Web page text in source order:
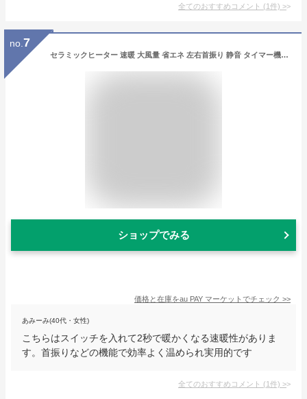
全てのおすすめコメント (1件) >
no. 7
セラミックヒーター 速暖 大風量 省エネ 左右首振り 静音 タイマー機能 3モード ヒーター 足元 卓上 ヒーター 大型 セラミック タワー フ
ショップでみる
価格と在庫をau PAY マーケット でチェック >>
あみーみ(40代・女性)
こちらはスイッチを入れて2秒で暖かくなる速暖性がありま
す。首振りなどの機能で効率よく温められ実用的です
全てのおすすめコメント (1件) >